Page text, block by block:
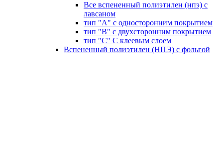
Все вспененный полиэтилен (нпэ) с
лавсаном
тип "А" с односторонним покрытием
тип "В" с двухсторонним покрытием
тип "С" С клеевым слоем
Вспененный полиэтилен (НПЭ) с фольгой